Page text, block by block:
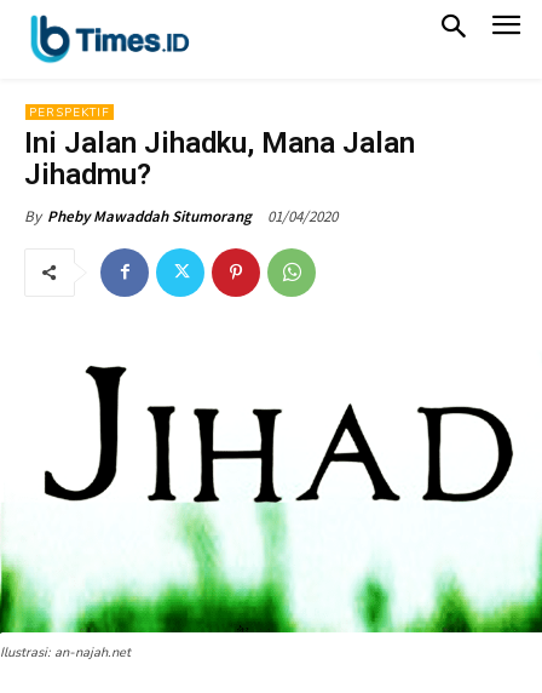
PERSPEKTIF
Ini Jalan Jihadku, Mana Jalan
Jihadmu?
By Pheby Mawaddah Situmorang 01/04/2020
Ilustrasi: an-najah.net